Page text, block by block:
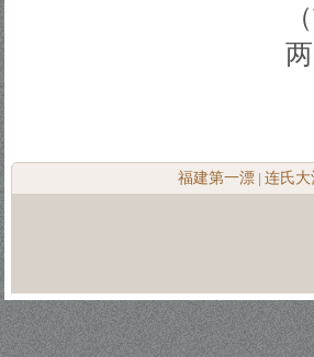
福建第一漂 连氏大